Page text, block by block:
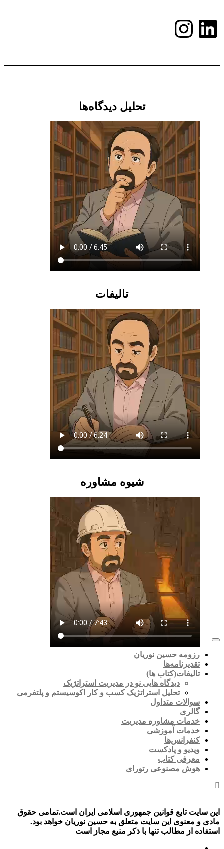
لینکداین
اینستاگرم
تحلیل دیدگاه‌ها
تالیفات
شیوه مشاوره
رزومه حسین نوریان
تقدیرنامه‌ها
تالیفات(کتاب ها)
دیدگاه هایی نو در مدیریت استراتژیک
تحلیل استراتژیک کسب و کار اکوسیستم و پلتفرمی
سوالات متداول
گالری
خدمات مشاوره مدیریت
خدمات آموزشی
کنفرانس‌ها
ویدیو و پادکست
معرفی کتاب
هوش مصنوعی رتورای
این سایت تابع قوانین جمهوری اسلامی ایران است.تمامی حقوق
مادی و معنوی این سایت متعلق به حسین نوریان خواهد بود.
استفاده از مطالب تنها با ذکر منبع مجاز است